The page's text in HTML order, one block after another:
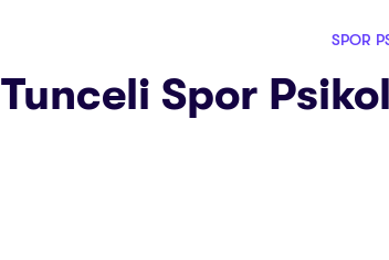
SPOR
Tunceli Spor